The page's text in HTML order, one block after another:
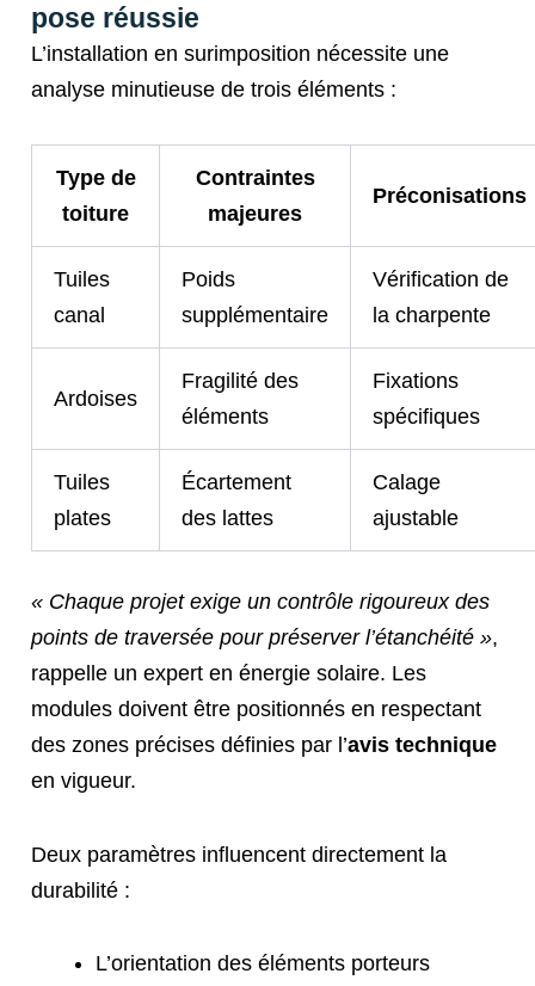
pose réussie
L’installation en surimposition nécessite une
analyse minutieuse de trois éléments :
Type de
toiture
Contraintes
majeures
Préconisations
Tuiles
canal
Poids
supplémentaire
Vérification de
la charpente
Ardoises
Fragilité des
éléments
Fixations
spécifiques
Tuiles
plates
Écartement
des lattes
Calage
ajustable
« Chaque projet exige un contrôle rigoureux des
points de traversée pour préserver l’étanchéité »,
rappelle un expert en énergie solaire. Les
modules doivent être positionnés en respectant
des zones précises définies par l’avis technique
en vigueur.
Deux paramètres influencent directement la
durabilité :
L’orientation des éléments porteurs